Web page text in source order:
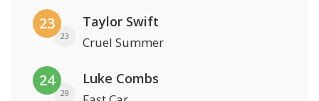
23
23
Taylor Swift
Cruel Summer
24
29
Luke Combs